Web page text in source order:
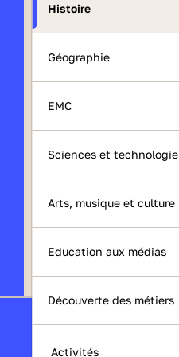
Histoire
Géographie
EMC
Sciences et technologie
Arts, musique et culture
Education aux médias
Découverte des métiers
Activités